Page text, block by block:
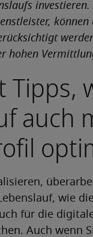
hohen
Tipps,
auch
wie
für die
Auch wenn